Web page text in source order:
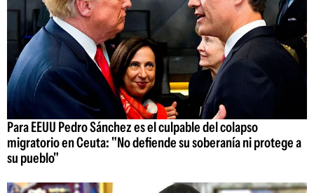
Para EEUU Pedro Sánchez es el culpable del colapso
migratorio en Ceuta: "No defiende su soberanía ni protege a
su pueblo"